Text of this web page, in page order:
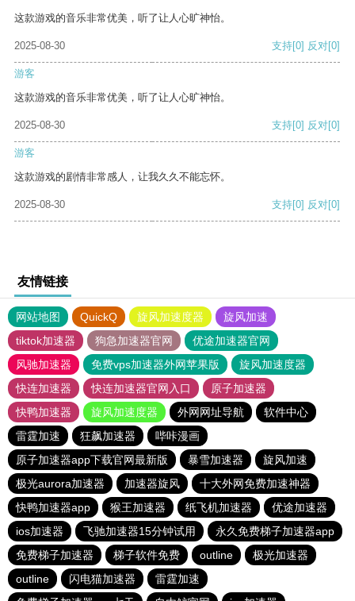
这款游戏的音乐非常优美，听了让人心旷神怡。
2025-08-30 支持[0] 反对[0]
游客
这款游戏的音乐非常优美，听了让人心旷神怡。
2025-08-30 支持[0] 反对[0]
游客
这款游戏的剧情非常感人，让我久久不能忘怀。
2025-08-30 支持[0] 反对[0]
友情链接
网站地图 QuickQ 旋风加速度器
旋风加速
tiktok加速器
狗急加速器官网
优途加速器官网
风驰加速器
免费vps加速器外网苹果版
旋风加速度器
快连加速器
快连加速器官网入口
原子加速器
快鸭加速器
旋风加速度器 外网网址导航
软件中心
雷霆加速
狂飙加速器
哔咔漫画
原子加速器app下载官网最新版
暴雪加速器
旋风加速
极光aurora加速器
加速器旋风
十大外网免费加速神器
快鸭加速器app
猴王加速器 纸飞机加速器
优途加速器
ios加速器
飞驰加速器15分钟试用
永久免费梯子加速器app
免费梯子加速器
梯子软件免费 outline
极光加速器
outline
闪电猫加速器
雷霆加速